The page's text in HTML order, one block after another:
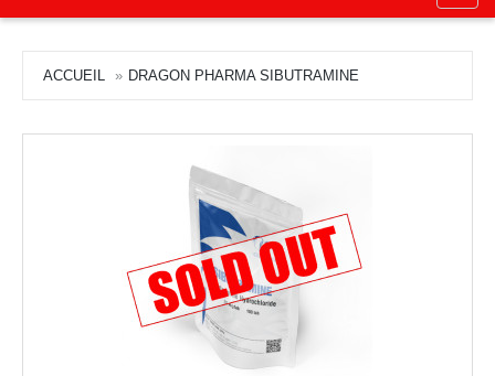
ACCUEIL DRAGON PHARMA SIBUTRAMINE